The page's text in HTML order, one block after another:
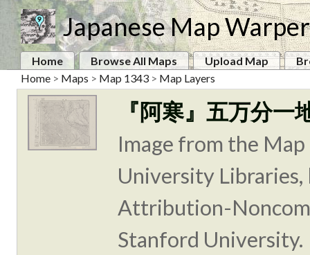
Japanese Map Warper
Home Browse All Maps Upload Map
Home > Maps > Map 1343 > Map Layers
『阿寒』五万分一
Image from the
University Libraries,
Attribution-
Stanford